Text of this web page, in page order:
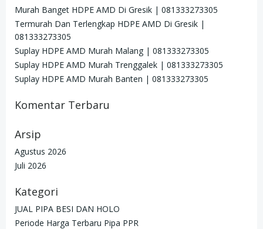
Murah Banget HDPE AMD Di Gresik | 081333273305
Termurah Dan Terlengkap HDPE AMD Di Gresik |
081333273305
Suplay HDPE AMD Murah Malang | 081333273305
Suplay HDPE AMD Murah Trenggalek | 081333273305
Suplay HDPE AMD Murah Banten | 081333273305
Komentar Terbaru
Arsip
Agustus 2026
Juli 2026
Kategori
JUAL PIPA BESI DAN HOLO
Periode Harga Terbaru Pipa PPR